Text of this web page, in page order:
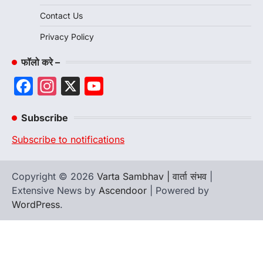
Contact Us
Privacy Policy
फॉलो करे –
Facebook
Instagram
X
Subscribe
Subscribe to notifications
Copyright © 2026 Varta Sambhav | वार्ता संभव
Extensive News by Ascendoor | Powered by
WordPress.